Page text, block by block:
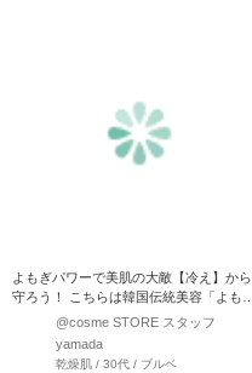
よもぎパワーで美肌の大敵【冷え】から
守ろう！ こちらは韓国伝統美容「よもぎ
蒸し」から着想を得…
@cosme STORE スタッフ
yamada
乾燥肌 / 30代 / ブルベ